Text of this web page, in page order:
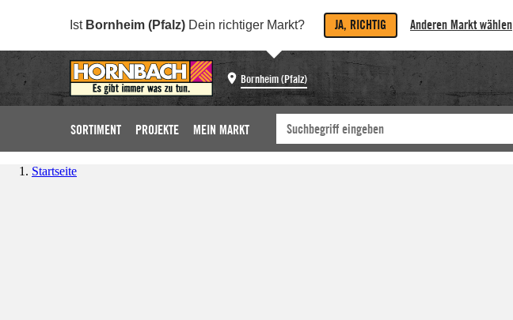
Ist Bornheim (Pfalz) Dein richtiger Markt? JA, RICHTIG Anderen Markt wählen
Bornheim (Pfalz)
SORTIMENT PROJEKTE MEIN MARKT
Startseite